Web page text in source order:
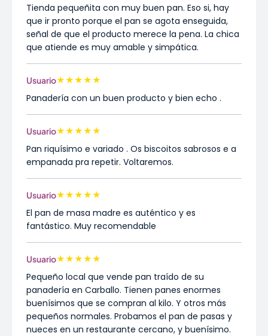
Tienda pequeñita con muy buen pan. Eso si, hay
que ir pronto porque el pan se agota enseguida,
señal de que el producto merece la pena. La chica
que atiende es muy amable y simpática.
Usuario★★★★★
Panadería con un buen producto y bien echo .
Usuario★★★★★
Pan riquísimo e variado . Os biscoitos sabrosos e a
empanada pra repetir. Voltaremos.
Usuario★★★★★
El pan de masa madre es auténtico y es
fantástico. Muy recomendable
Usuario★★★★★
Pequeño local que vende pan traído de su
panadería en Carballo. Tienen panes enormes
buenísimos que se compran al kilo. Y otros más
pequeños normales. Probamos el pan de pasas y
nueces en un restaurante cercano, y buenísimo.